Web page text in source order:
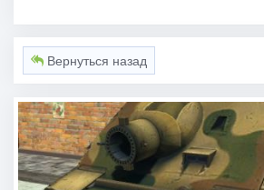
Вернуться назад